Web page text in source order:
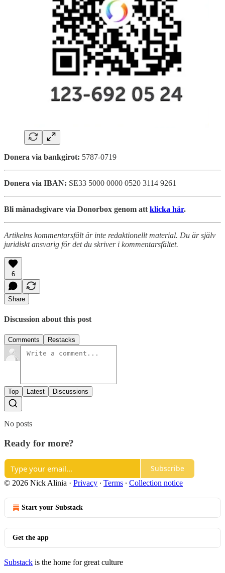
Donera via bankgirot: 5787-0719
Donera via IBAN: SE33 5000 0000 0520 3114 9261
Bli månadsgivare via Donorbox genom att klicka här.
Artikelns kommentarsfält är inte redaktionellt material. Du är själv
juridiskt ansvarig för det du skriver i kommentarsfältet.
6
Share
Discussion about this post
Comments Restacks
Top Latest Discussions
No posts
Ready for more?
Subscribe
© 2026 Nick Alinia · Privacy ∙ Terms ∙ Collection notice
Start your Substack
Get the app
Substack is the home for great culture